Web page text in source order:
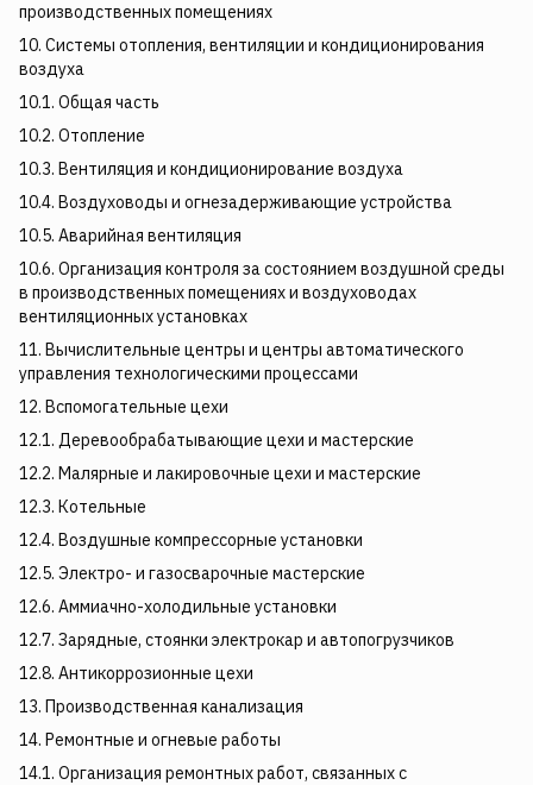
производственных помещениях
10. Системы отопления, вентиляции и кондиционирования
воздуха
10.1. Общая часть
10.2. Отопление
10.3. Вентиляция и кондиционирование воздуха
10.4. Воздуховоды и огнезадерживающие устройства
10.5. Аварийная вентиляция
10.6. Организация контроля за состоянием воздушной среды
в производственных помещениях и воздуховодах
вентиляционных установках
11. Вычислительные центры и центры автоматического
управления технологическими процессами
12. Вспомогательные цехи
12.1. Деревообрабатывающие цехи и мастерские
12.2. Малярные и лакировочные цехи и мастерские
12.3. Котельные
12.4. Воздушные компрессорные установки
12.5. Электро- и газосварочные мастерские
12.6. Аммиачно-холодильные установки
12.7. Зарядные, стоянки электрокар и автопогрузчиков
12.8. Антикоррозионные цехи
13. Производственная канализация
14. Ремонтные и огневые работы
14.1. Организация ремонтных работ, связанных с